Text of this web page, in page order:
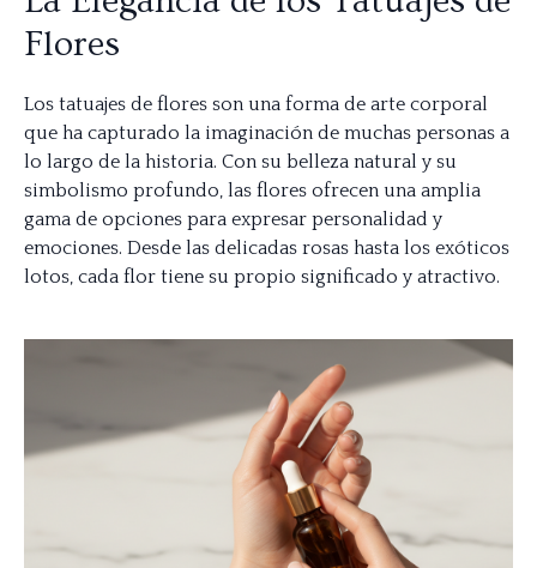
Flores
Los tatuajes de flores son una forma de arte corporal
que ha capturado la imaginación de muchas personas a
lo largo de la historia. Con su belleza natural y su
simbolismo profundo, las flores ofrecen una amplia
gama de opciones para expresar personalidad y
emociones. Desde las delicadas rosas hasta los exóticos
lotos, cada flor tiene su propio significado y atractivo.